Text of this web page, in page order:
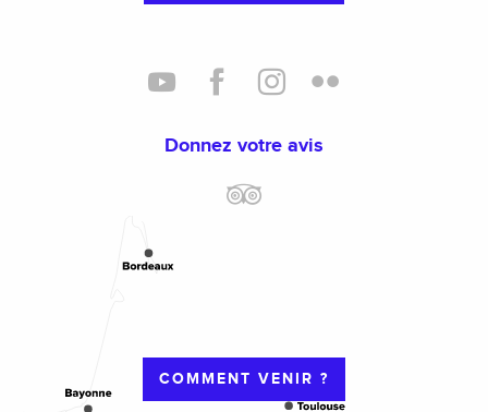
Donnez votre avis
COMMENT VENIR ?